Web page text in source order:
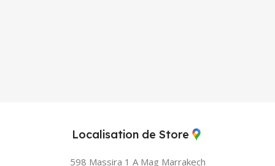
Localisation de Store
598 Massira 1 A Mag Marrakech